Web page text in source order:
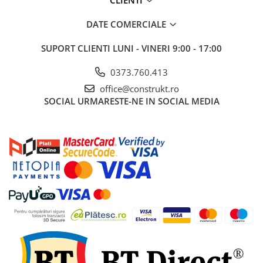
Echipamente pentru tratarea si
Pompe submersibile
Pompe pentru piscine
Motopompe
Vase de expansiune pentru
hidrofor
Grupuri de pompare apa
Rezervoare apa si accesorii stocare
Echipamente de filtrare si
dedurizare apa
Contoare de apa - Apometre
Camine apometru
DATE COMERCIALE
SUPORT CLIENTI LUNI - VINERI 9:00 - 17:00
0373.760.413
office@construkt.ro
SOCIAL URMARESTE-NE IN SOCIAL MEDIA